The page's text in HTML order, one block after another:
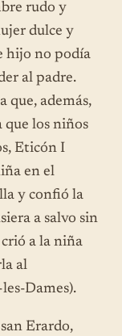
rudo y
dulce y
hijo no podía
al padre.
que, además,
que los niños
Eticón I
en el
y confió la
a salvo sin
a la niña
al
Dames).
Erardo,